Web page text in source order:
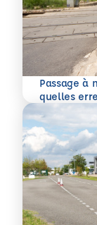
Passage à
quelles
En savoir plus